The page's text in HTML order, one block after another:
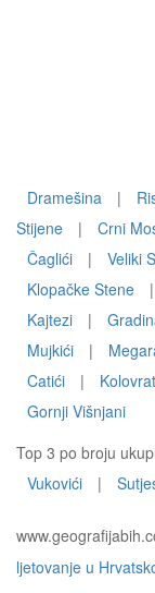
Dramešina |
Stijene
| Crni
Čaglići
| Veliki
Klopačke Stene
|
Kajtezi
|
Mujkići
|
Catići
| Kolovrat
Gornji Višnjani
Top 3 po broju
Vukovići
|
ljetovanje u